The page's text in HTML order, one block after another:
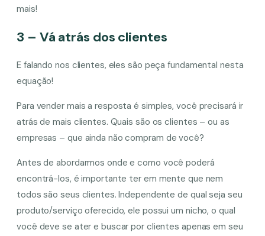
mais!
3 – Vá atrás dos clientes
E falando nos clientes, eles são peça fundamental nesta
equação!
Para vender mais a resposta é simples, você precisará ir
atrás de mais clientes. Quais são os clientes – ou as
empresas – que ainda não compram de você?
Antes de abordarmos onde e como você poderá
encontrá-los, é importante ter em mente que nem
todos são seus clientes. Independente de qual seja seu
produto/serviço oferecido, ele possui um nicho, o qual
você deve se ater e buscar por clientes apenas em seu